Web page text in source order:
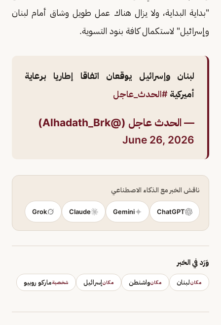
"بداية البداية، ولا يزال هناك عمل طويل وشاق أمام لبنان
وإسرائيل" لاستكمال كافة بنود التسوية.
لبنان وإسرائيل يوقعان اتفاقا إطاريا برعاية
أميركية #الحدث_عاجل
— الحدث عاجل (@Alhadath_Brk)
June 26, 2026
ناقش الخبر مع الذكاء الاصطناعي
ChatGPT
Gemini
Claude
Grok
وَرَد في الخبر
مكانلبنان مكانواشنطن مكانإسرائيل شخصيةماركو روبيو